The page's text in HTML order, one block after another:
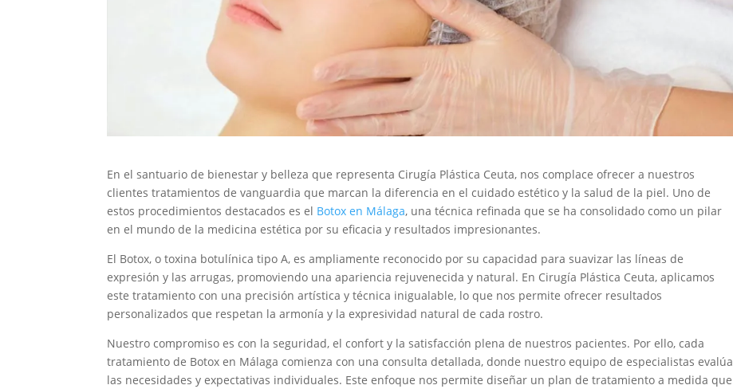
En el santuario de bienestar y belleza que representa Cirugía Plástica Ceuta, nos complace ofrecer a nuestros
clientes tratamientos de vanguardia que marcan la diferencia en el cuidado estético y la salud de la piel. Uno de
estos procedimientos destacados es el Botox en Málaga, una técnica refinada que se ha consolidado como un pilar
en el mundo de la medicina estética por su eficacia y resultados impresionantes.
El Botox, o toxina botulínica tipo A, es ampliamente reconocido por su capacidad para suavizar las líneas de
expresión y las arrugas, promoviendo una apariencia rejuvenecida y natural. En Cirugía Plástica Ceuta, aplicamos
este tratamiento con una precisión artística y técnica inigualable, lo que nos permite ofrecer resultados
personalizados que respetan la armonía y la expresividad natural de cada rostro.
Nuestro compromiso es con la seguridad, el confort y la satisfacción plena de nuestros pacientes. Por ello, cada
tratamiento de Botox en Málaga comienza con una consulta detallada, donde nuestro equipo de especialistas evalúa
las necesidades y expectativas individuales. Este enfoque nos permite diseñar un plan de tratamiento a medida que